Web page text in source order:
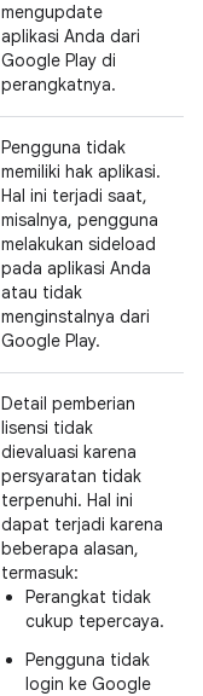
mengupdate
aplikasi Anda dari
Google Play di
perangkatnya.
Pengguna tidak
memiliki hak aplikasi.
Hal ini terjadi saat,
misalnya, pengguna
melakukan sideload
pada aplikasi Anda
atau tidak
menginstalnya dari
Google Play.
Detail pemberian
lisensi tidak
dievaluasi karena
persyaratan tidak
terpenuhi. Hal ini
dapat terjadi karena
beberapa alasan,
termasuk:
Perangkat tidak
cukup tepercaya.
Pengguna tidak
login ke Google